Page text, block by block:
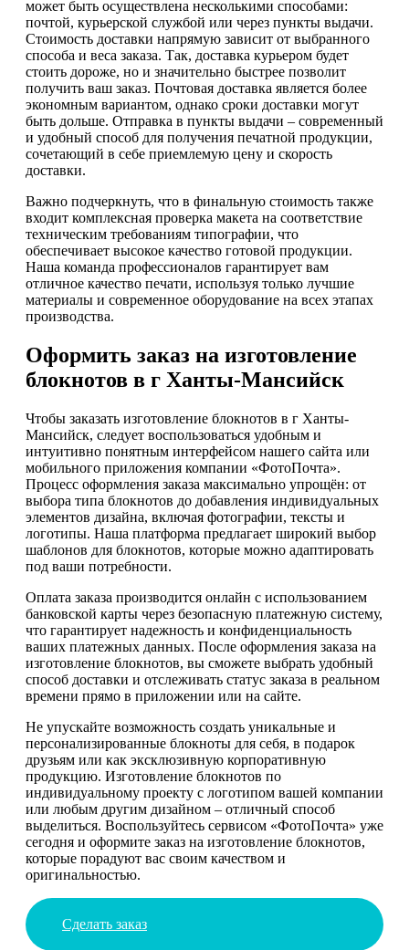
может быть осуществлена несколькими способами:
почтой, курьерской службой или через пункты выдачи.
Стоимость доставки напрямую зависит от выбранного
способа и веса заказа. Так, доставка курьером будет
стоить дороже, но и значительно быстрее позволит
получить ваш заказ. Почтовая доставка является более
экономным вариантом, однако сроки доставки могут
быть дольше. Отправка в пункты выдачи – современный
и удобный способ для получения печатной продукции,
сочетающий в себе приемлемую цену и скорость
доставки.
Важно подчеркнуть, что в финальную стоимость также
входит комплексная проверка макета на соответствие
техническим требованиям типографии, что
обеспечивает высокое качество готовой продукции.
Наша команда профессионалов гарантирует вам
отличное качество печати, используя только лучшие
материалы и современное оборудование на всех этапах
производства.
Оформить заказ на изготовление
блокнотов в г Ханты-Мансийск
Чтобы заказать изготовление блокнотов в г Ханты-
Мансийск, следует воспользоваться удобным и
интуитивно понятным интерфейсом нашего сайта или
мобильного приложения компании «ФотоПочта».
Процесс оформления заказа максимально упрощён: от
выбора типа блокнотов до добавления индивидуальных
элементов дизайна, включая фотографии, тексты и
логотипы. Наша платформа предлагает широкий выбор
шаблонов для блокнотов, которые можно адаптировать
под ваши потребности.
Оплата заказа производится онлайн с использованием
банковской карты через безопасную платежную систему,
что гарантирует надежность и конфиденциальность
ваших платежных данных. После оформления заказа на
изготовление блокнотов, вы сможете выбрать удобный
способ доставки и отслеживать статус заказа в реальном
времени прямо в приложении или на сайте.
Не упускайте возможность создать уникальные и
персонализированные блокноты для себя, в подарок
друзьям или как эксклюзивную корпоративную
продукцию. Изготовление блокнотов по
индивидуальному проекту с логотипом вашей компании
или любым другим дизайном – отличный способ
выделиться. Воспользуйтесь сервисом «ФотоПочта» уже
сегодня и оформите заказ на изготовление блокнотов,
которые порадуют вас своим качеством и
оригинальностью.
Сделать заказ